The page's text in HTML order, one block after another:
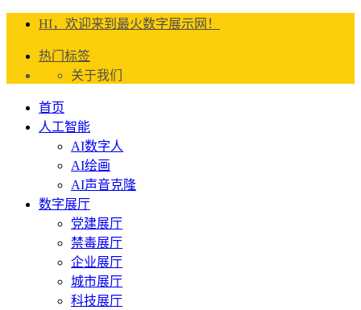
HI，欢迎来到最火数字展示网！
热门标签
关于我们
首页
人工智能
AI数字人
AI绘画
AI声音克隆
数字展厅
党建展厅
禁毒展厅
企业展厅
城市展厅
科技展厅